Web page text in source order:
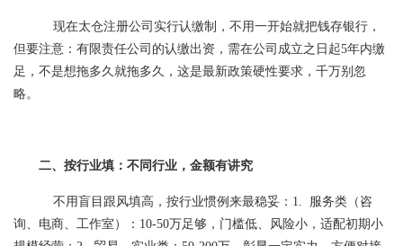
现在太仓注册公司实行认缴制，不用一开始就把钱存银行，
但要注意：有限责任公司的认缴出资，需在公司成立之日起5年内缴
足，不是想拖多久就拖多久，这是最新政策硬性要求，千万别忽
略。
二、按行业填：不同行业，金额有讲究
不用盲目跟风填高，按行业惯例来最稳妥：1. 服务类（咨
询、电商、工作室）：10-50万足够，门槛低、风险小，适配初期小